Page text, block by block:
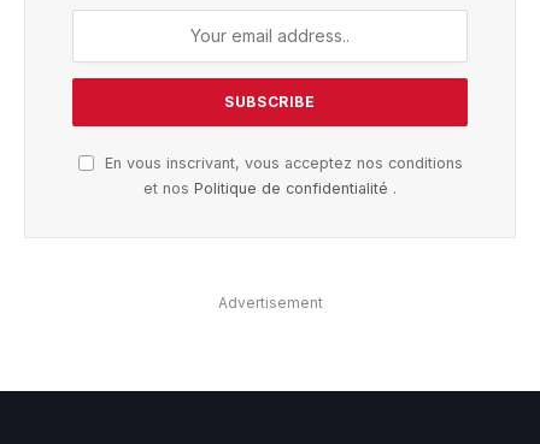
En vous inscrivant, vous acceptez nos conditions
et nos Politique de confidentialité .
Advertisement